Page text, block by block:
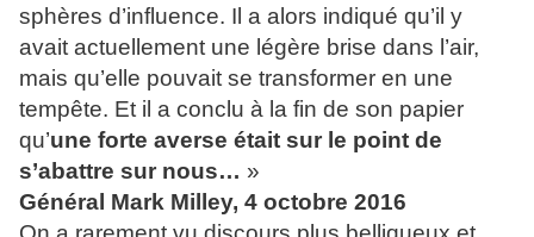
sphères d’influence. Il a alors indiqué qu’il y
avait actuellement une légère brise dans l’air,
mais qu’elle pouvait se transformer en une
tempête. Et il a conclu à la fin de son papier
qu’une forte averse était sur le point de
s’abattre sur nous… »
Général Mark Milley, 4 octobre 2016